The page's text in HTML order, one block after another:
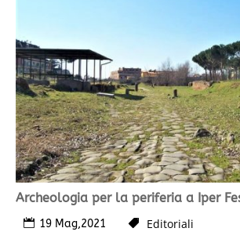
Archeologia per la periferia a Iper
19 Mag,2021 Editoriali